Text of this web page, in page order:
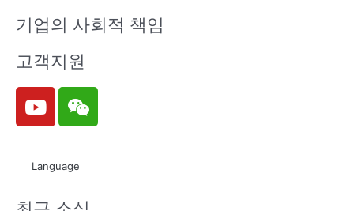
기업의 사회적 책임
고객지원
Y
o
u
W
e
i
n
Language